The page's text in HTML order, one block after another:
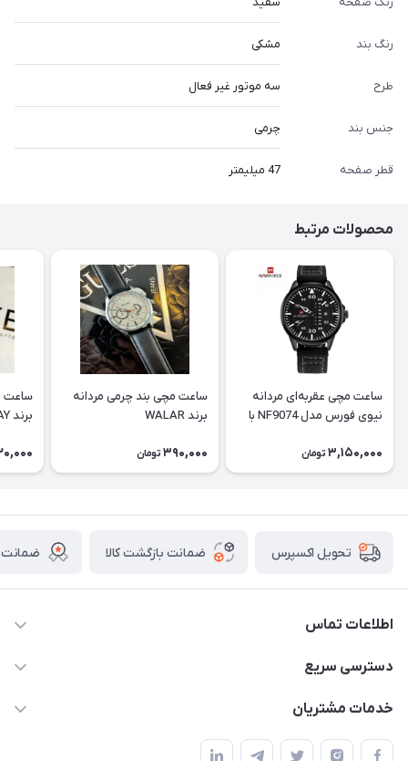
رنگ بند مشکی
طرح سه موتور غیر فعال
جنس بند چرمی
قطر صفحه 47 میلیمتر
محصولات مرتبط
ساعت مچی عقربه‌ای مردانه
نیوی فورس مدل NF9074 با
3,150,000 تومان
ساعت مچی بند چرمی مردانه
برند WALAR
390,000 تومان
ساعت
برند CASSRAY
تحویل اکسپرس ضمانت بازگشت کالا ضمانت
اطلاعات تماس
برای دریافت کدرهگیری پیامک دهید 09364926911
دسترسی سریع
حساب کاربری
خدمات مشتریان
قوانین و مقررات